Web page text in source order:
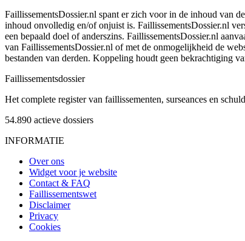
FaillissementsDossier.nl spant er zich voor in de inhoud van
inhoud onvolledig en/of onjuist is. FaillissementsDossier.nl
een bepaald doel of anderszins. FaillissementsDossier.nl
van FaillissementsDossier.nl of met de onmogelijkheid de
bestanden van derden. Koppeling houdt geen bekrachtiging
Faillissementsdossier
Het complete register van faillissementen, surseances en
54.890 actieve dossiers
INFORMATIE
Over ons
Widget voor je website
Contact & FAQ
Faillissementswet
Disclaimer
Privacy
Cookies